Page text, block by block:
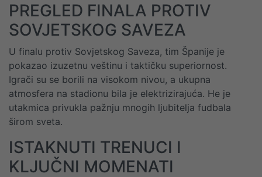
PREGLED FINALA PROTIV
SOVJETSKOG SAVEZA
U finalu protiv Sovjetskog Saveza, tim Španije je
pokazao izuzetnu veštinu i taktičku superiornost.
Igrači su se borili na visokom nivou, a ukupna
atmosfera na stadionu bila je elektrizirajuća. He je
utakmica privukla pažnju mnogih ljubitelja fudbala
širom sveta.
ISTAKNUTI TRENUCI I
KLJUČNI MOMENATI